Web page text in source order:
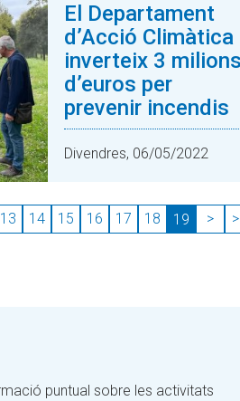
El Departament
d’Acció Climàtica
inverteix 3
d’euros per
prevenir incendis
Divendres, 06/05/2022
13 14 15 16 17 18 19 >
puntual sobre les activitats